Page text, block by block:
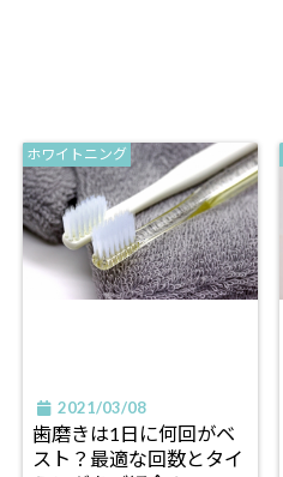
ホワイトニング
2021/03/08
歯磨きは1日に何回がベ
スト？最適な回数とタイ